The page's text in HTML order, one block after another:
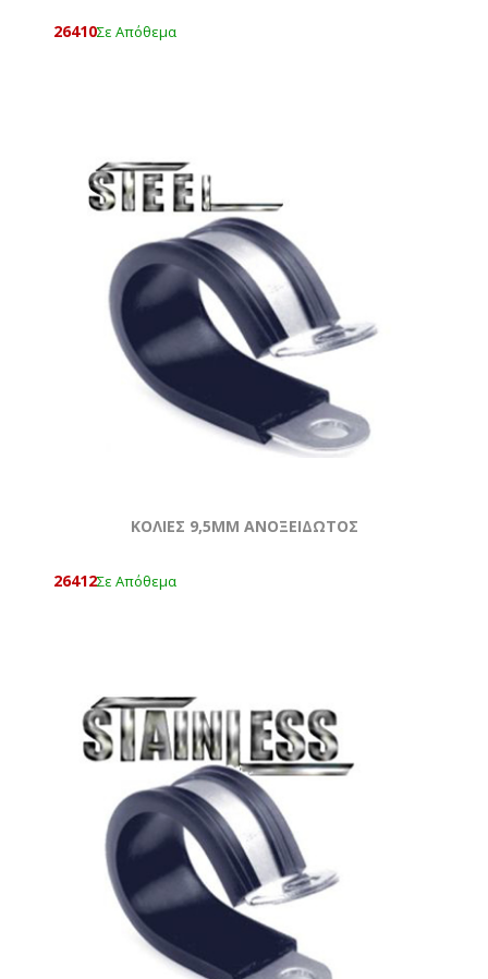
26410Σε Απόθεμα
ΚΟΛΙΕΣ 9,5MM ΑΝΟΞΕΙΔΩΤΟΣ
26412Σε Απόθεμα